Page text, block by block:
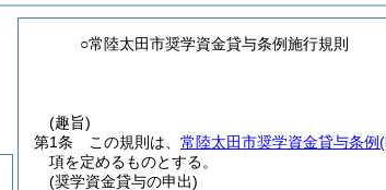
○常陸太田市奨学資金貸与条例施行規則
(趣旨)
第1条
この規則は、 常陸太田市奨学資金貸与条例
項を定めるものとする。
(奨学資金貸与の申出)